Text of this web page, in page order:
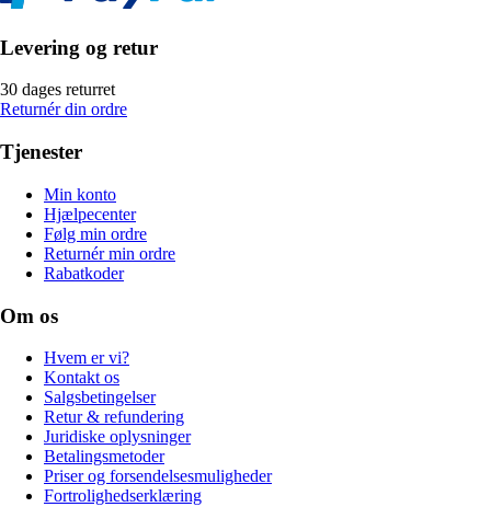
Levering og retur
30 dages returret
Returnér din ordre
Tjenester
Min konto
Hjælpecenter
Følg min ordre
Returnér min ordre
Rabatkoder
Om os
Hvem er vi?
Kontakt os
Salgsbetingelser
Retur & refundering
Juridiske oplysninger
Betalingsmetoder
Priser og forsendelsesmuligheder
Fortrolighedserklæring